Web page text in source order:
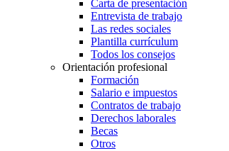
Carta de presentación
Entrevista de trabajo
Las redes sociales
Plantilla currículum
Todos los consejos
Orientación profesional
Formación
Salario e impuestos
Contratos de trabajo
Derechos laborales
Becas
Otros